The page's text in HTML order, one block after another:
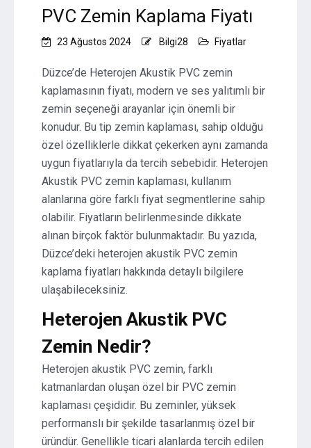
PVC Zemin Kaplama Fiyatı
23 Ağustos 2024 Bilgi28 Fiyatlar
Düzce’de Heterojen Akustik PVC zemin
kaplamasının fiyatı, modern ve ses yalıtımlı bir
zemin seçeneği arayanlar için önemli bir
konudur. Bu tip zemin kaplaması, sahip olduğu
özel özelliklerle dikkat çekerken aynı zamanda
uygun fiyatlarıyla da tercih sebebidir. Heterojen
Akustik PVC zemin kaplaması, kullanım
alanlarına göre farklı fiyat segmentlerine sahip
olabilir. Fiyatların belirlenmesinde dikkate
alınan birçok faktör bulunmaktadır. Bu yazıda,
Düzce’deki heterojen akustik PVC zemin
kaplama fiyatları hakkında detaylı bilgilere
ulaşabileceksiniz.
Heterojen Akustik PVC
Zemin Nedir?
Heterojen akustik PVC zemin, farklı
katmanlardan oluşan özel bir PVC zemin
kaplaması çeşididir. Bu zeminler, yüksek
performanslı bir şekilde tasarlanmış özel bir
üründür. Genellikle ticari alanlarda tercih edilen